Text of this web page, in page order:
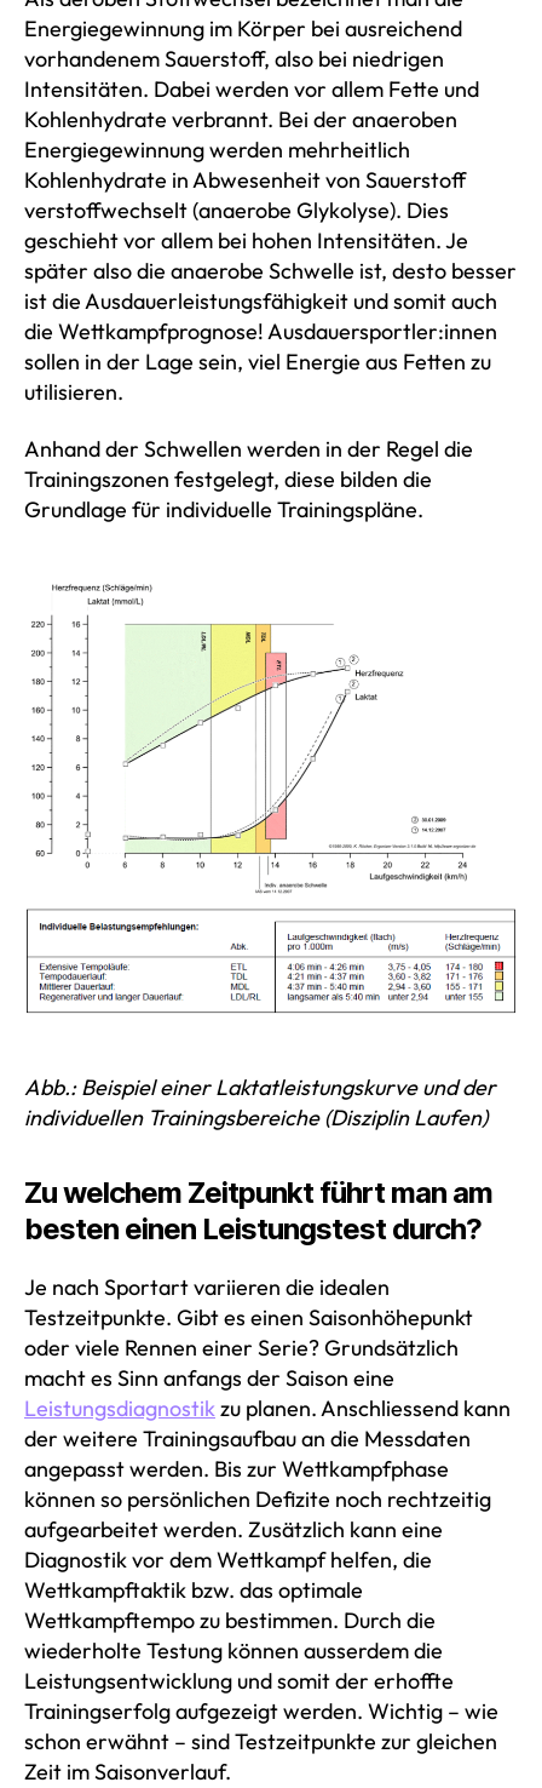
Energiegewinnung im Körper bei ausreichend
vorhandenem Sauerstoff, also bei niedrigen
Intensitäten. Dabei werden vor allem Fette und
Kohlenhydrate verbrannt. Bei der anaeroben
Energiegewinnung werden mehrheitlich
Kohlenhydrate in Abwesenheit von Sauerstoff
verstoffwechselt (anaerobe Glykolyse). Dies
geschieht vor allem bei hohen Intensitäten. Je
später also die anaerobe Schwelle ist, desto besser
ist die Ausdauerleistungsfähigkeit und somit auch
die Wettkampfprognose! Ausdauersportler:innen
sollen in der Lage sein, viel Energie aus Fetten zu
utilisieren.
Anhand der Schwellen werden in der Regel die
Trainingszonen festgelegt, diese bilden die
Grundlage für individuelle Trainingspläne.
Abb.: Beispiel einer Laktatleistungskurve und der
individuellen Trainingsbereiche (Disziplin Laufen)
Zu welchem Zeitpunkt führt man am
besten einen Leistungstest durch?
Je nach Sportart variieren die idealen
Testzeitpunkte. Gibt es einen Saisonhöhepunkt
oder viele Rennen einer Serie? Grundsätzlich
macht es Sinn anfangs der Saison eine
Leistungsdiagnostikzu planen. Anschliessend kann
der weitere Trainingsaufbau an die Messdaten
angepasst werden. Bis zur Wettkampfphase
können so persönlichen Defizite noch rechtzeitig
aufgearbeitet werden. Zusätzlich kann eine
Diagnostik vor dem Wettkampf helfen, die
Wettkampftaktik bzw. das optimale
Wettkampftempo zu bestimmen. Durch die
wiederholte Testung können ausserdem die
Leistungsentwicklung und somit der erhoffte
Trainingserfolg aufgezeigt werden. Wichtig – wie
schon erwähnt – sind Testzeitpunkte zur gleichen
Zeit im Saisonverlauf.